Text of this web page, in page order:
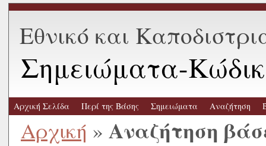
Εθνικό και
Σημειώματα-
Αρχική Σελίδα Περί της Βάσης Σημειώματα Αναζήτηση
Αρχική » Αναζήτηση